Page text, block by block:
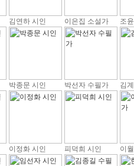
김연하 시인 이은집 소설가 조
박종문 시인 박선자 수필가 김
이정화 시인 피덕희 시인 이